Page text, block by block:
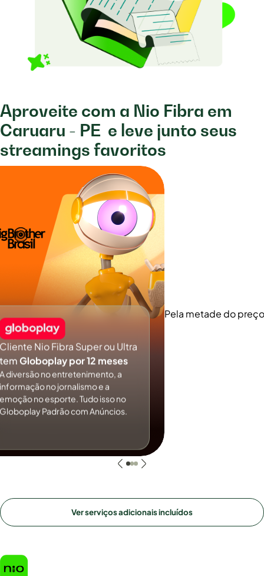
Aproveite com a Nio Fibra em
Caruaru - PE e leve junto seus
streamings favoritos
Cliente Nio Fibra Super ou Ultra
temGloboplay por 12 meses
A diversão no entretenimento, a
informação no jornalismo e a
emoção no esporte. Tudo isso no
Globoplay Padrão com Anúncios.
Pela metade do preço
Ver serviços adicionais incluídos